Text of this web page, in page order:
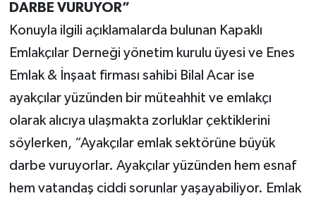
DARBE VURUYOR”
Konuyla ilgili açıklamalarda bulunan Kapaklı
Emlakçılar Derneği yönetim kurulu üyesi ve Enes
Emlak & İnşaat firması sahibi Bilal Acar ise
ayakçılar yüzünden bir müteahhit ve emlakçı
olarak alıcıya ulaşmakta zorluklar çektiklerini
söylerken, “Ayakçılar emlak sektörüne büyük
darbe vuruyorlar. Ayakçılar yüzünden hem esnaf
hem vatandaş ciddi sorunlar yaşayabiliyor. Emlak